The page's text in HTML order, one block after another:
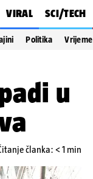
VIRAL SCI/TECH
Politika Vrijeme
u
članka: < 1 min